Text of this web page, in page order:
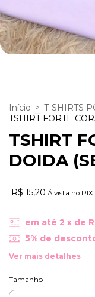
Início > T-SHIRTS
TSHIRT FORTE
TSHIRT
DOIDA
R$ 15,20 Á vista no PIX
em até 2 x de
5% de
Ver mais detalhes
Tamanho